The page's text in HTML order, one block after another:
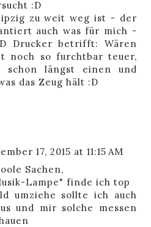
:D
zu weit weg ist - der
auch was für mich -
Drucker betrifft: Wären
noch so furchtbar teuer,
schon längst einen und
das Zeug hält :D
17, 2015 at 11:15 AM
Sachen,
Lampe" finde ich top
umziehe sollte ich auch
und mir solche messen